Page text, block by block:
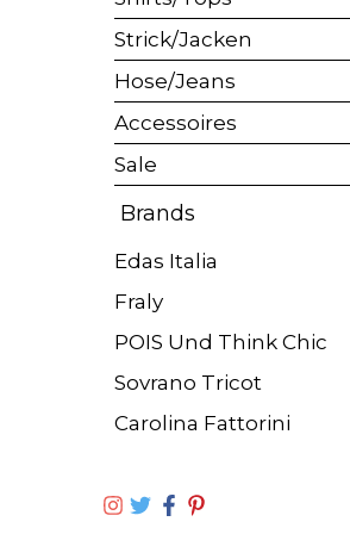
Strick/Jacken
Hose/Jeans
Accessoires
Sale
Brands
Edas Italia
Fraly
POIS Und Think Chic
Sovrano Tricot
Carolina Fattorini